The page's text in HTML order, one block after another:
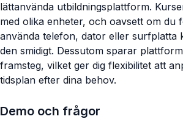
lättanvända utbildningsplattform.
med olika enheter, och oavsett om du
använda telefon, dator eller surfplatta
den smidigt. Dessutom sparar
framsteg, vilket ger dig flexibilitet att
tidsplan efter dina behov.
Demo och frågor